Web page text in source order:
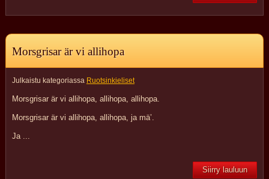
Morsgrisar är vi allihopa
Julkaistu kategoriassa Ruotsinkieliset
Morsgrisar är vi allihopa, allihopa, allihopa.
Morsgrisar är vi allihopa, allihopa, ja mä’.
Ja ...
Siirry lauluun